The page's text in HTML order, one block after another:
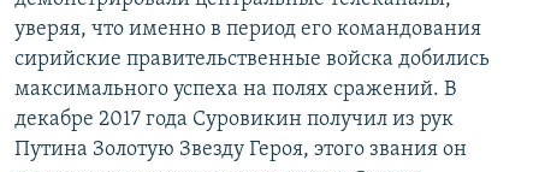
уверяя, что именно в период его командования
сирийские правительственные войска добились
максимального успеха на полях сражений. В
декабре 2017 года Суровикин получил из рук
Путина Золотую Звезду Героя, этого звания он